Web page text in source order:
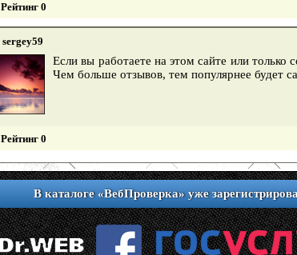
Рейтинг 0
sergey59
Если вы работаете на этом сайте или только
Чем больше отзывов, тем популярнее будет
Рейтинг 0
В каталоге «ВебПроверка» уже